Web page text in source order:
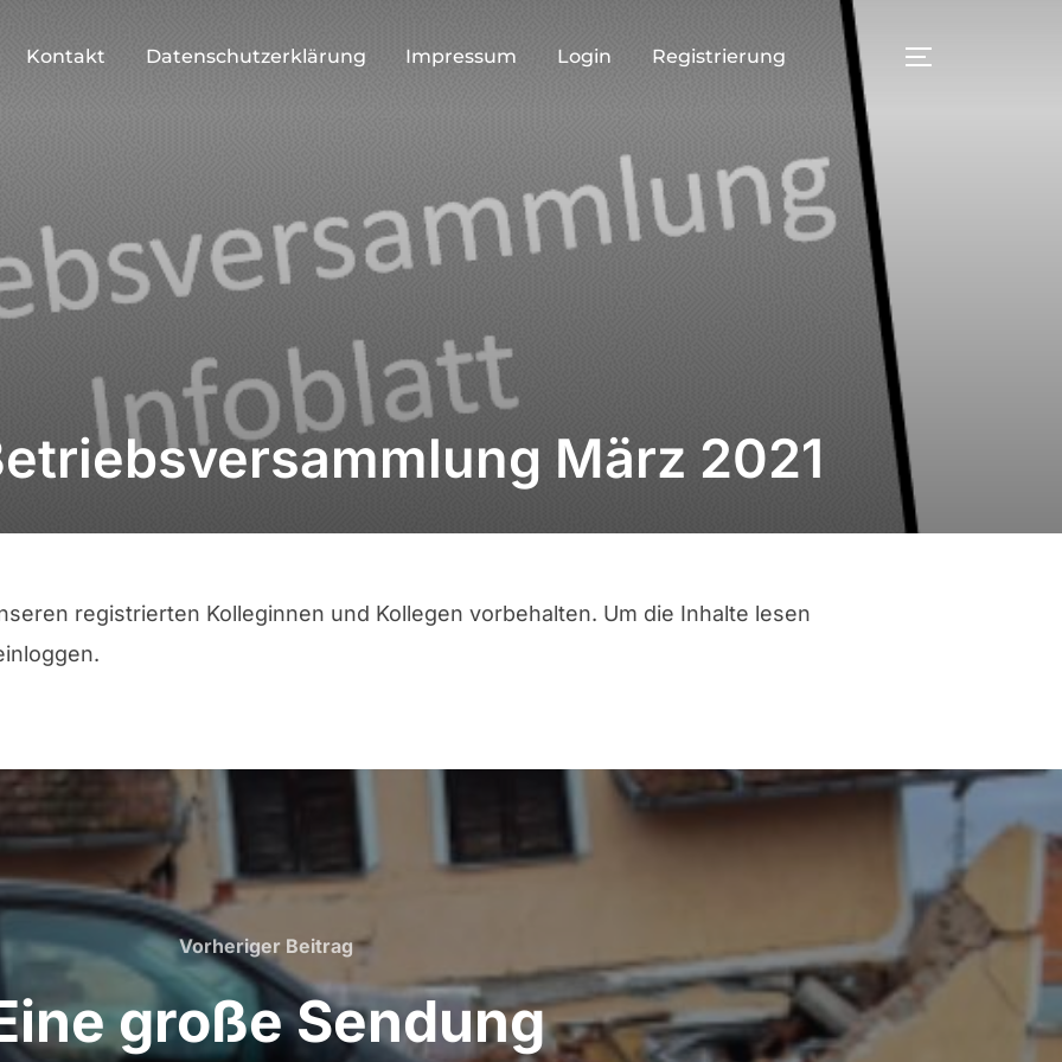
Kontakt Datenschutzerklärung Impressum Login Registrierung
März 2021
registrierten Kolleginnen und Kollegen vorbehalten. Um die Inhalte lesen
Vorheriger
Beitrag
Vorheriger Beitrag
große Sendung